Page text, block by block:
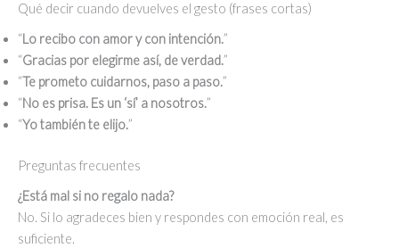
Qué decir cuando devuelves el gesto (frases cortas)
“Lo recibo con amor y con intención.”
“Gracias por elegirme así, de verdad.”
“Te prometo cuidarnos, paso a paso.”
“No es prisa. Es un ‘sí’ a nosotros.”
“Yo también te elijo.”
Preguntas frecuentes
¿Está mal si no regalo nada?
No. Si lo agradeces bien y respondes con emoción real, es
suficiente.